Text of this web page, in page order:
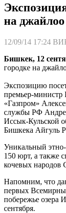
на
12/09/14 17:24
Бишкек, 12
городке на
Экспозицию
премьер-
«Газпром»
службы РФ
Иссык-Кульской
Бишкека Айгуль
Уникальный
150 юрт, а также
кочевых народов
Напомним, что
первых
побережье озера
сентября.